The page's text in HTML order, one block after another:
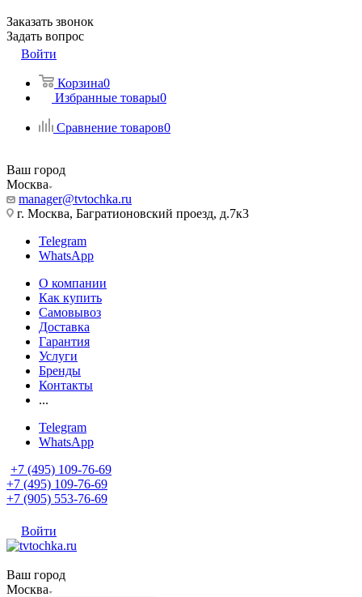
Заказать звонок
Задать вопрос
Войти
Корзина0
Избранные товары0
Сравнение товаров0
Ваш город
Москва
manager@tvtochka.ru
г. Москва, Багратионовский проезд, д.7к3
Telegram
WhatsApp
О компании
Как купить
Самовывоз
Доставка
Гарантия
Услуги
Бренды
Контакты
...
Telegram
WhatsApp
+7 (495) 109-76-69
+7 (495) 109-76-69
+7 (905) 553-76-69
Войти
Ваш город
Москва